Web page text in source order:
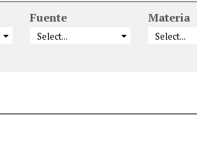
Fuente Materia